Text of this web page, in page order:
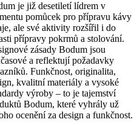
je již desetiletí lídrem v
pomůcek pro přípravu kávy
ale své aktivity rozšířil i do
přípravy pokrmů a stolování.
zásady Bodum jsou
a reflektují požadavky
Funkčnost, originalita,
kvalitní materiály a vysoké
výroby – to je tajemství
Bodum, které vyhrály už
ocenění za design a funkčnost.